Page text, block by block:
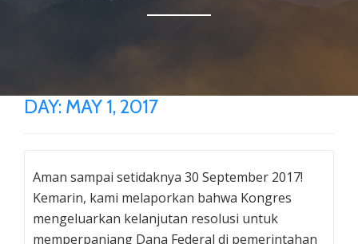
DAY: MAY 1, 2017
Aman sampai setidaknya 30 September 2017!
Kemarin, kami melaporkan bahwa Kongres
mengeluarkan kelanjutan resolusi untuk
memperpanjang Dana Federal di pemerintahan